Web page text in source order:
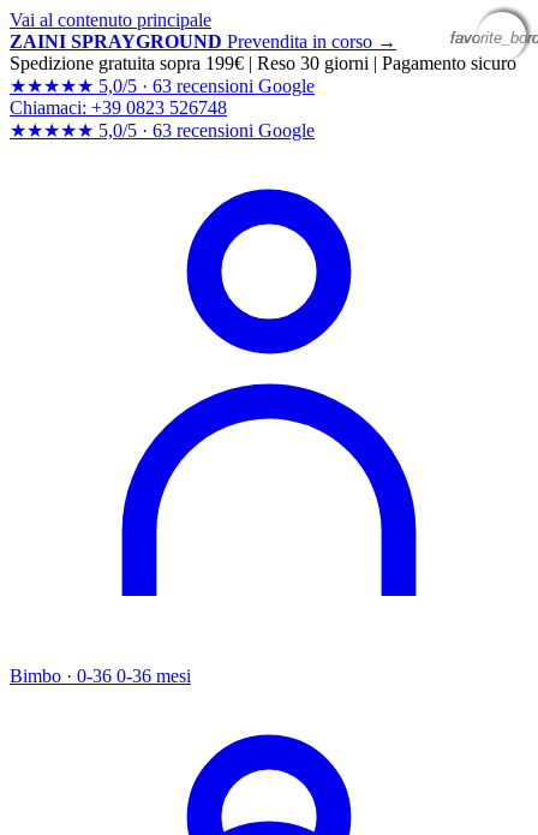
Vai al contenuto principale
ZAINI SPRAYGROUND Prevendita in corso →
Spedizione gratuita sopra 199€ | Reso 30 giorni | Pagamento sicuro
★★★★★ 5,0/5 · 63 recensioni Google
Chiamaci: +39 0823 526748
★★★★★ 5,0/5 · 63 recensioni Google
Bimbo · 0-36 0-36 mesi